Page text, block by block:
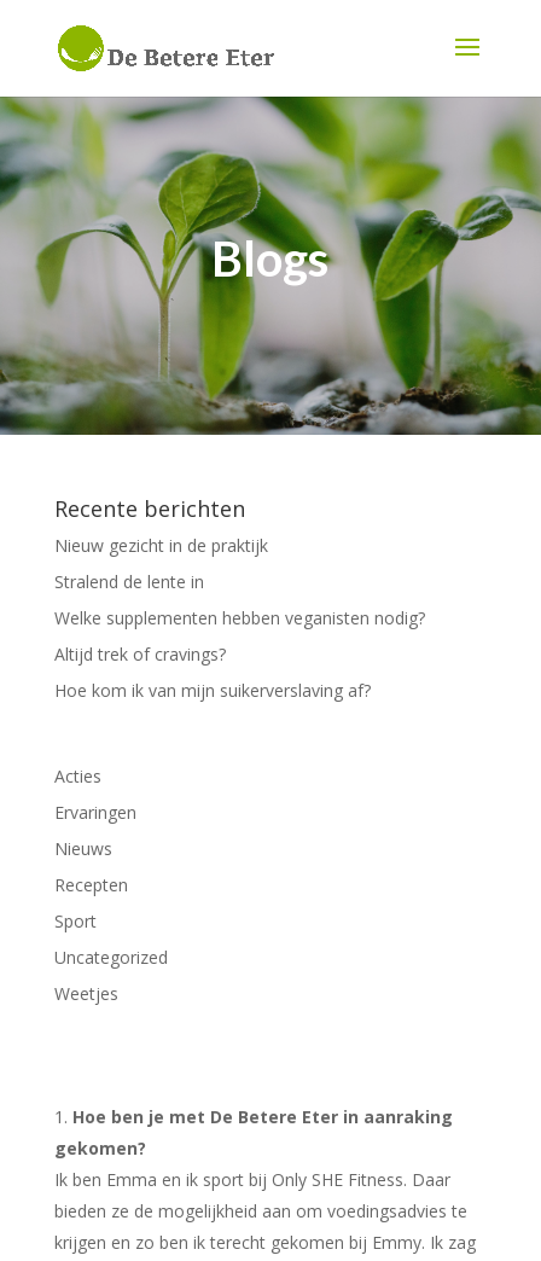
Blogs
Recente berichten
Nieuw gezicht in de praktijk
Stralend de lente in
Welke supplementen hebben veganisten nodig?
Altijd trek of cravings?
Hoe kom ik van mijn suikerverslaving af?
Acties
Ervaringen
Nieuws
Recepten
Sport
Uncategorized
Weetjes
Hoe ben je met De Betere Eter in aanraking
gekomen?
Ik ben Emma en ik sport bij Only SHE Fitness. Daar
bieden ze de mogelijkheid aan om voedingsadvies te
krijgen en zo ben ik terecht gekomen bij Emmy. Ik zag